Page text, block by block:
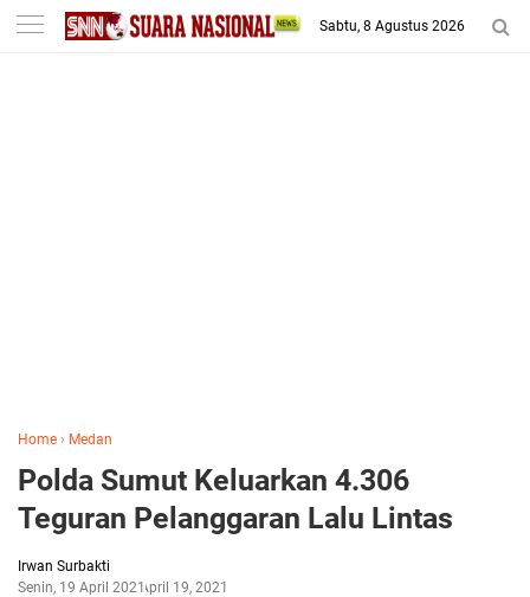
-->
Sabtu, 8 Agustus 2026
Home › Medan
Polda Sumut Keluarkan 4.306
Teguran Pelanggaran Lalu Lintas
Irwan Surbakti
Senin, 19 April 2021April 19, 2021